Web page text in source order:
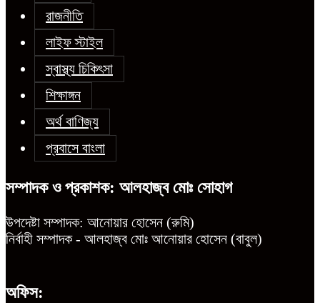
রাজনীতি
লাইফ স্টাইল
স্বাস্থ্য চিকিৎসা
শিক্ষাঙ্গন
অর্থ বাণিজ্য
প্রবাসে বাংলা
সম্পাদক ও প্রকাশক: আলহাজ্ব মোঃ সোহাগ
উপদেষ্টা সম্পাদক: আনোয়ার হোসেন (রুমি)
নির্বাহী সম্পাদক - আলহাজ্ব মোঃ আনোয়ার হোসেন (বাবুল)
অফিস: